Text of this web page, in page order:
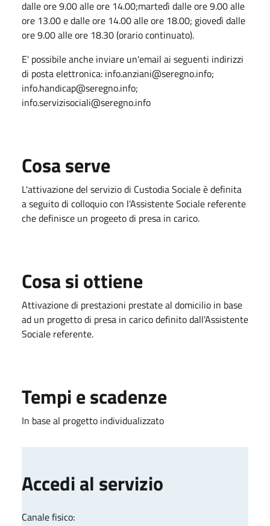
dalle ore 9.00 alle ore 14.00;martedì dalle ore 9.00 alle
ore 13.00 e dalle ore 14.00 alle ore 18.00; giovedì dalle
ore 9.00 alle ore 18.30 (orario continuato).
E' possibile anche inviare un'email ai seguenti indirizzi
di posta elettronica: info.anziani@seregno.info;
info.handicap@seregno.info;
info.servizisociali@seregno.info
Cosa serve
L'attivazione del servizio di Custodia Sociale è definita
a seguito di colloquio con l'Assistente Sociale referente
che definisce un progeeto di presa in carico.
Cosa si ottiene
Attivazione di prestazioni prestate al domicilio in base
ad un progetto di presa in carico definito dall'Assistente
Sociale referente.
Tempi e scadenze
In base al progetto individualizzato
Accedi al servizio
Canale fisico: